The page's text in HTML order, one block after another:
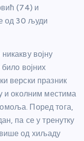
(74) и
од 30 људи
војну
војних
верски празник
и околним местима
Поред тога,
па се у тренутку
од хиљаду